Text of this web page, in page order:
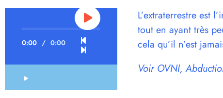
0:00 / 0:00
L’extraterrestre est
tout en ayant très
cela qu’il n’est
Voir OVNI,